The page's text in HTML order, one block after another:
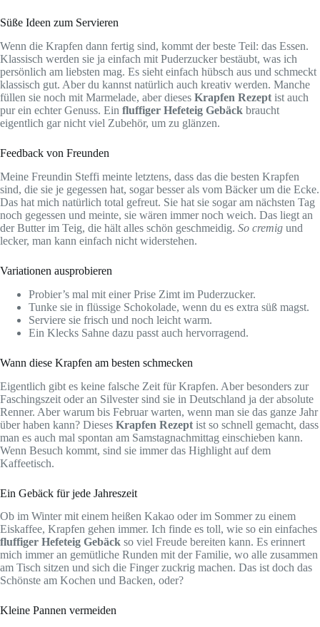
Süße Ideen zum Servieren
Wenn die Krapfen dann fertig sind, kommt der beste Teil: das Essen.
Klassisch werden sie ja einfach mit Puderzucker bestäubt, was ich
persönlich am liebsten mag. Es sieht einfach hübsch aus und schmeckt
klassisch gut. Aber du kannst natürlich auch kreativ werden. Manche
füllen sie noch mit Marmelade, aber dieses Krapfen Rezept ist auch
pur ein echter Genuss. Ein fluffiger Hefeteig Gebäck braucht
eigentlich gar nicht viel Zubehör, um zu glänzen.
Feedback von Freunden
Meine Freundin Steffi meinte letztens, dass das die besten Krapfen
sind, die sie je gegessen hat, sogar besser als vom Bäcker um die Ecke.
Das hat mich natürlich total gefreut. Sie hat sie sogar am nächsten Tag
noch gegessen und meinte, sie wären immer noch weich. Das liegt an
der Butter im Teig, die hält alles schön geschmeidig. So cremig und
lecker, man kann einfach nicht widerstehen.
Variationen ausprobieren
Probier’s mal mit einer Prise Zimt im Puderzucker.
Tunke sie in flüssige Schokolade, wenn du es extra süß magst.
Serviere sie frisch und noch leicht warm.
Ein Klecks Sahne dazu passt auch hervorragend.
Wann diese Krapfen am besten schmecken
Eigentlich gibt es keine falsche Zeit für Krapfen. Aber besonders zur
Faschingszeit oder an Silvester sind sie in Deutschland ja der absolute
Renner. Aber warum bis Februar warten, wenn man sie das ganze Jahr
über haben kann? Dieses Krapfen Rezept ist so schnell gemacht, dass
man es auch mal spontan am Samstagnachmittag einschieben kann.
Wenn Besuch kommt, sind sie immer das Highlight auf dem
Kaffeetisch.
Ein Gebäck für jede Jahreszeit
Ob im Winter mit einem heißen Kakao oder im Sommer zu einem
Eiskaffee, Krapfen gehen immer. Ich finde es toll, wie so ein einfaches
fluffiger Hefeteig Gebäck so viel Freude bereiten kann. Es erinnert
mich immer an gemütliche Runden mit der Familie, wo alle zusammen
am Tisch sitzen und sich die Finger zuckrig machen. Das ist doch das
Schönste am Kochen und Backen, oder?
Kleine Pannen vermeiden